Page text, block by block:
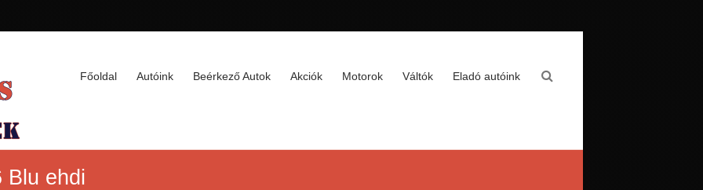
Főoldal Autóink Beérkező Autok Akciók Motorok Váltók Eladó autóink
Blu ehdi